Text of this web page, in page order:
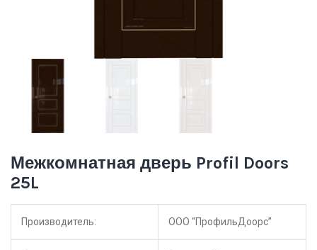
Межкомнатная дверь Profil Doors
25L
Производитель: ООО “ПрофильДоорс”